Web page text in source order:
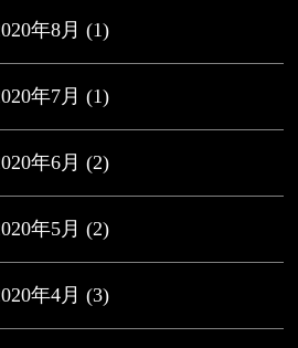
年8月 (1)
年7月 (1)
年6月 (2)
年5月 (2)
年4月 (3)